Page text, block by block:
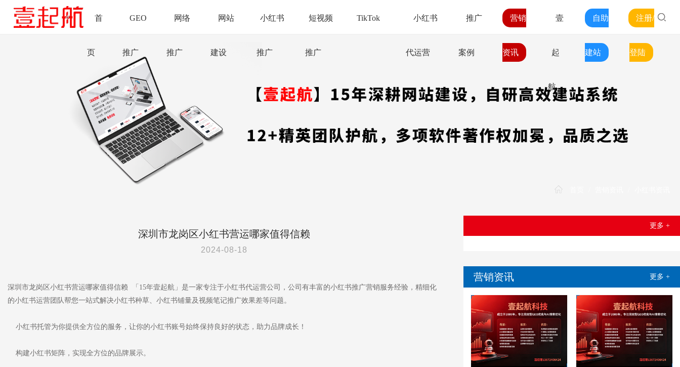
首
页
GEO
推广
网络
推广
网站
建设
小红书
推广
短视频
推广
TikTok 小红书
代运营
推广
案例
营销
资讯
壹
起
航
自助
建站
注册/
登陆
深圳市龙岗区小红书营运哪家值得信赖
2024-08-18
深圳市龙岗区小红书营运哪家值得信赖 「15年壹起航」是一家专注于小红书代运营公司，公司有丰富的小红书推广营销服务经验，精细化
的小红书运营团队帮您一站式解决小红书种草、小红书铺量及视频笔记推广效果差等问题。
小红书托管为你提供全方位的服务，让你的小红书账号始终保持良好的状态，助力品牌成长！
构建小红书矩阵，实现全方位的品牌展示。
更多 +
营销资讯 更多 +